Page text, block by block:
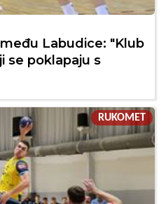
Labudice: "Klub
se poklapaju s
RUKOMET